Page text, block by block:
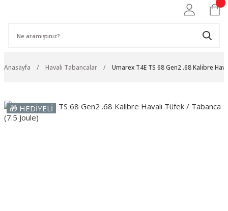
Anasayfa Havalı Tabancalar Umarex T4E TS 68 Gen2 .68 Kalibre
🎁 HEDİYELİ